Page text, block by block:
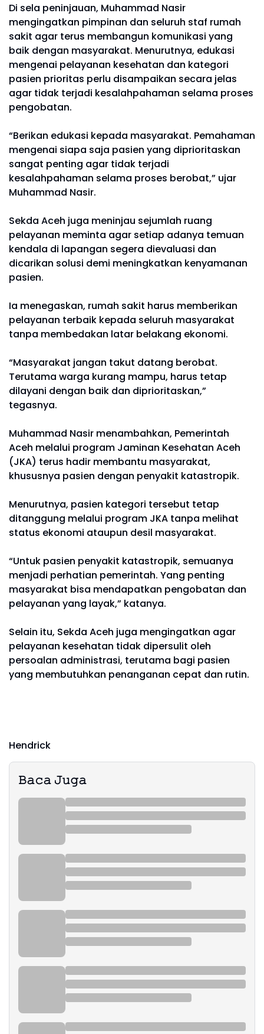
Di sela peninjauan, Muhammad Nasir
mengingatkan pimpinan dan seluruh staf rumah
sakit agar terus membangun komunikasi yang
baik dengan masyarakat. Menurutnya, edukasi
mengenai pelayanan kesehatan dan kategori
pasien prioritas perlu disampaikan secara jelas
agar tidak terjadi kesalahpahaman selama proses
pengobatan.
“Berikan edukasi kepada masyarakat. Pemahaman
mengenai siapa saja pasien yang diprioritaskan
sangat penting agar tidak terjadi
kesalahpahaman selama proses berobat,” ujar
Muhammad Nasir.
Sekda Aceh juga meninjau sejumlah ruang
pelayanan meminta agar setiap adanya temuan
kendala di lapangan segera dievaluasi dan
dicarikan solusi demi meningkatkan kenyamanan
pasien.
Ia menegaskan, rumah sakit harus memberikan
pelayanan terbaik kepada seluruh masyarakat
tanpa membedakan latar belakang ekonomi.
“Masyarakat jangan takut datang berobat.
Terutama warga kurang mampu, harus tetap
dilayani dengan baik dan diprioritaskan,”
tegasnya.
Muhammad Nasir menambahkan, Pemerintah
Aceh melalui program Jaminan Kesehatan Aceh
(JKA) terus hadir membantu masyarakat,
khususnya pasien dengan penyakit katastropik.
Menurutnya, pasien kategori tersebut tetap
ditanggung melalui program JKA tanpa melihat
status ekonomi ataupun desil masyarakat.
“Untuk pasien penyakit katastropik, semuanya
menjadi perhatian pemerintah. Yang penting
masyarakat bisa mendapatkan pengobatan dan
pelayanan yang layak,” katanya.
Selain itu, Sekda Aceh juga mengingatkan agar
pelayanan kesehatan tidak dipersulit oleh
persoalan administrasi, terutama bagi pasien
yang membutuhkan penanganan cepat dan rutin.
Hendrick
𝙱𝚊𝚌𝚊 𝙹𝚞𝚐𝚊